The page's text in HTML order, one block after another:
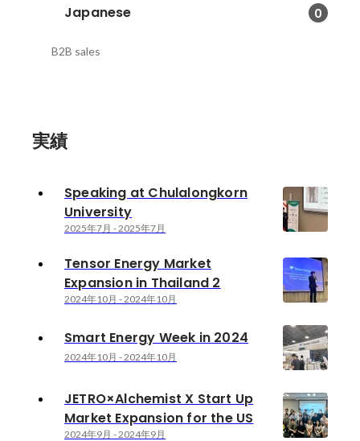
Japanese 0
B2B sales
実績
Speaking at Chulalongkorn
University
2025年7月 -2025年7月
Tensor Energy Market
Expansion in Thailand 2
2024年10月 -2024年10月
Smart Energy Week in 2024
2024年10月 -2024年10月
JETRO×Alchemist X Start Up
Market Expansion for the US
2024年9月 -2024年9月